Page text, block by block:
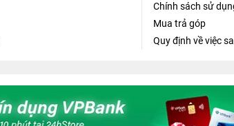
Chính sách sử
Mua trả góp
Quy định về việc